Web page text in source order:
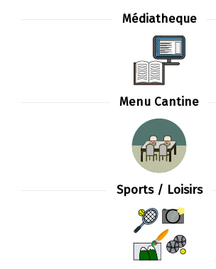
Médiatheque
Menu Cantine
Sports / Loisirs